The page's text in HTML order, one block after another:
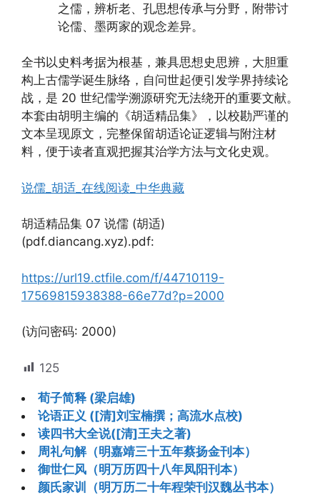
之儒，辨析老、孔思想传承与分野，附带讨
论儒、墨两家的观念差异。
全书以史料考据为根基，兼具思想史思辨，大胆重
构上古儒学诞生脉络，自问世起便引发学界持续论
战，是 20 世纪儒学溯源研究无法绕开的重要文献。
本套由胡明主编的《胡适精品集》，以校勘严谨的
文本呈现原文，完整保留胡适论证逻辑与附注材
料，便于读者直观把握其治学方法与文化史观。
说儒_胡适_在线阅读_中华典藏
胡适精品集 07 说儒 (胡适)
(pdf.diancang.xyz).pdf:
https://url19.ctfile.com/f/44710119-
17569815938388-66e77d?p=2000
(访问密码: 2000)
125
荀子简释 (梁启雄)
论语正义 ([清]刘宝楠撰；高流水点校)
读四书大全说([清]王夫之著)
周礼句解（明嘉靖三十五年蔡扬金刊本）
御世仁风（明万历四十八年凤阳刊本）
颜氏家训（明万历二十年程荣刊汉魏丛书本）